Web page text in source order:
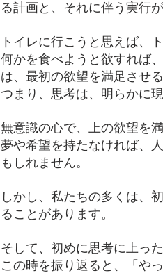
る計画と、それに伴う実行
トイレに行こうと思えば、
何かを食べようと欲すれば
は、最初の欲望を満足させる
つまり、思考は、明らかに
無意識の心で、上の欲望を
夢や希望を持たなければ、
もしれません。
しかし、私たちの多くは、
ることがあります。
そして、初めに思考に上っ
この時を振り返ると、「や